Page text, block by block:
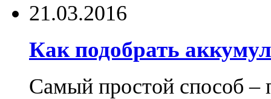
21.03.2016
Как подобрать
Самый простой способ –